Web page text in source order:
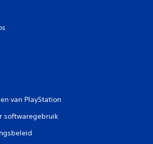
van PlayStation
softwaregebruik